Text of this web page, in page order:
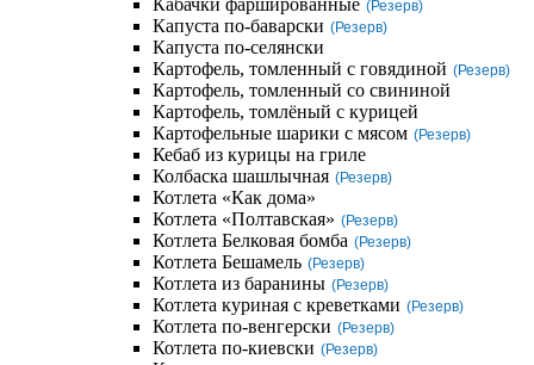
Кабачки фаршированные (Резерв)
Капуста по-баварски (Резерв)
Капуста по-селянски
Картофель, томленный с говядиной (Резерв)
Картофель, томленный со свининой
Картофель, томлёный с курицей
Картофельные шарики с мясом (Резерв)
Кебаб из курицы на гриле
Колбаска шашлычная (Резерв)
Котлета «Как дома»
Котлета «Полтавская» (Резерв)
Котлета Белковая бомба (Резерв)
Котлета Бешамель (Резерв)
Котлета из баранины (Резерв)
Котлета куриная с креветками (Резерв)
Котлета по-венгерски (Резерв)
Котлета по-киевски (Резерв)